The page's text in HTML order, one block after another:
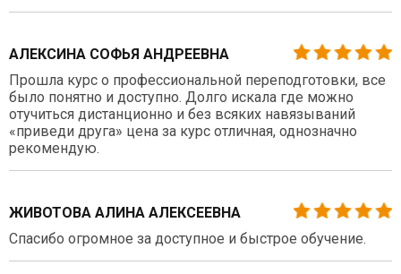
АЛЕКСИНА СОФЬЯ АНДРЕЕВНА
Прошла курс о профессиональной переподготовки, все
было понятно и доступно. Долго искала где можно
отучиться дистанционно и без всяких навязываний
«приведи друга» цена за курс отличная, однозначно
рекомендую.
ЖИВОТОВА АЛИНА АЛЕКСЕЕВНА
Спасибо огромное за доступное и быстрое обучение.